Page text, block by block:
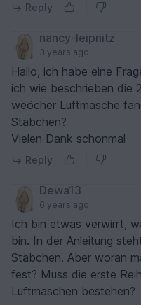
Reply
nancy-leipnitz
3 years ago
Hallo, ich habe eine
ich wie beschrieben die
weöcher Luftmasche
Stäbchen?
Vielen Dank schonmal
Reply
Dewa13
6 years ago
Ich bin etwas verwirrt,
bin. In der Anleitung
Stäbchen. Aber woran
fest? Muss die erste
Luftmaschen bestehen?